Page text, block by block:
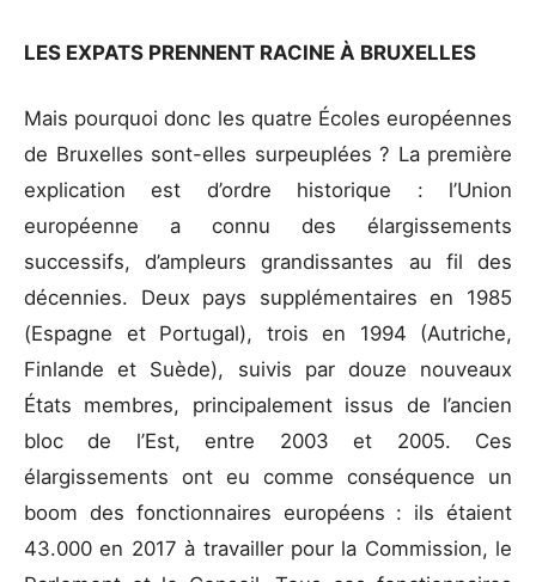
LES EXPATS PRENNENT RACINE À BRUXELLES
Mais pourquoi donc les quatre Écoles européennes
de Bruxelles sont-elles surpeuplées ? La première
explication est d’ordre historique : l’Union
européenne a connu des élargissements
successifs, d’ampleurs grandissantes au fil des
décennies. Deux pays supplémentaires en 1985
(Espagne et Portugal), trois en 1994 (Autriche,
Finlande et Suède), suivis par douze nouveaux
États membres, principalement issus de l’ancien
bloc de l’Est, entre 2003 et 2005. Ces
élargissements ont eu comme conséquence un
boom des fonctionnaires européens : ils étaient
43.000 en 2017 à travailler pour la Commission, le